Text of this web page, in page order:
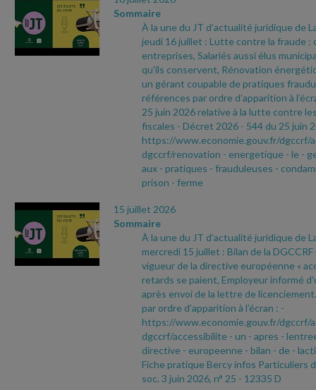
Sommaire
À la une du JT d’actualité juridique de
jeudi 16 juillet : Lutte contre la fraude :
entreprises, Salariés aussi élus
qu'ils conservent, Rénovation
un gérant coupable de pratiques
références par ordre d’apparition à
25 juin 2026 relative à la lutte contre
fiscales - Décret 2026 - 544 du 25 juin
https://www.economie.gouv.fr/dgccrf/
dgccrf/renovation - energetique - le -
aux - pratiques - frauduleuses -
prison - ferme
15 juillet 2026
Sommaire
À la une du JT d’actualité juridique de
mercredi 15 juillet : Bilan de la
vigueur de la directive européenne «
retards se paient, Employeur informé
après envoi de la lettre de
par ordre d’apparition à l’écran : -
https://www.economie.gouv.fr/dgccrf/
dgccrf/accessibilite - un - apres -
directive - europeenne - bilan - de -
Fiche pratique Bercy infos Particuliers
soc. 3 juin 2026, n° 25 - 12335 D